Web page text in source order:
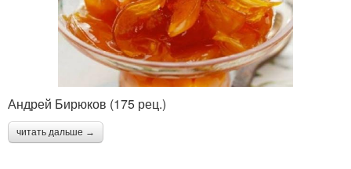
Андрей Бирюков (175 рец.)
читать дальше →